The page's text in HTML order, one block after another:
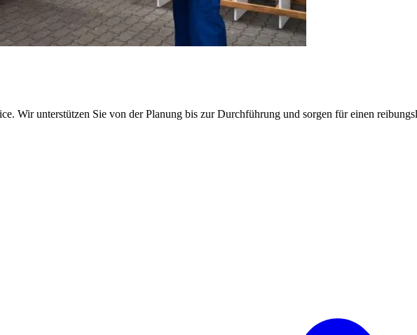
Wir unterstützen Sie von der Planung bis zur Durchführung und sorgen für einen